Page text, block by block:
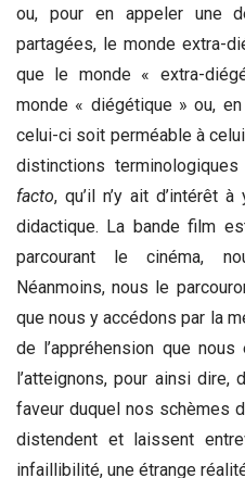
ou, pour en appeler une
partagées, le monde extra-
que le monde « extra-
monde « diégétique » ou,
celui-ci soit perméable à
distinctions
facto, qu’il n’y ait d’intérêt
didactique. La bande film
parcourant le cinéma,
Néanmoins, nous le
que nous y accédons par la
de l’appréhension que
l’atteignons, pour ainsi dire,
faveur duquel nos schèmes
distendent et laissent
infaillibilité, une étrange